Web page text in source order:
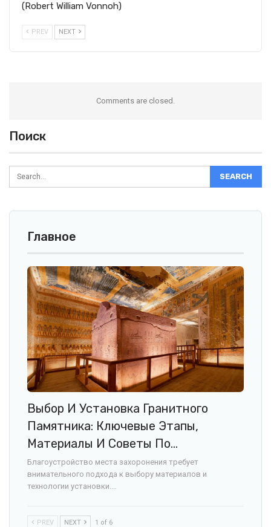
(Robert William Vonnoh)
PREV NEXT
Comments are closed.
Поиск
Главное
Выбор И Установка Гранитного
Памятника: Ключевые Этапы,
Материалы И Советы По…
Благоустройство места захоронения требует
внимательного подхода к выбору материалов и
технологии установки.…
PREV NEXT 1 of 6